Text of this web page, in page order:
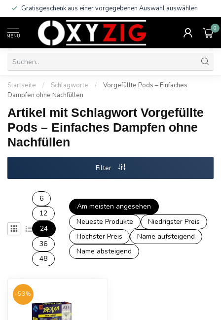
Gratisgeschenk aus einer vorgegebenen Auswahl auswählen
MENU
0
Startseite / Schlagworte /
Vorgefüllte Pods – Einfaches
Dampfen ohne Nachfüllen
Artikel mit Schlagwort Vorgefüllte
Pods – Einfaches Dampfen ohne
Nachfüllen
Filter
6
12
24
36
48
Am meisten angesehen
Neueste Produkte
Niedrigster Preis
Höchster Preis
Name aufsteigend
Name absteigend
-53%